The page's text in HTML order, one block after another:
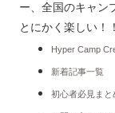
ー、全国のキャン
とにかく楽しい！
Hyper Camp
新着記事一覧
初心者必見まと